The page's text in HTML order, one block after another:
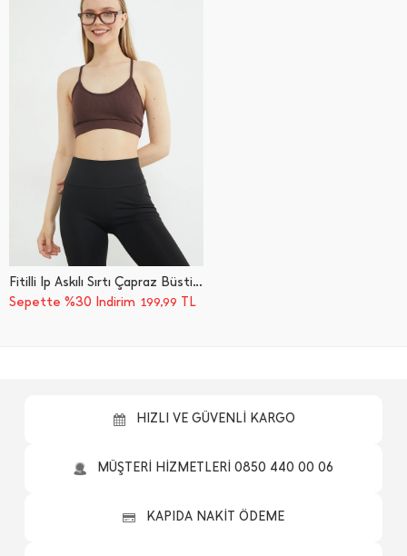
Fitilli İ̇p Askılı Sırtı Çapraz Büstiyer
Sepette %30 İndirim 199,99 TL
HIZLI VE GÜVENLİ KARGO
MÜŞTERİ HİZMETLERİ 0850 440 00 06
KAPIDA NAKİT ÖDEME